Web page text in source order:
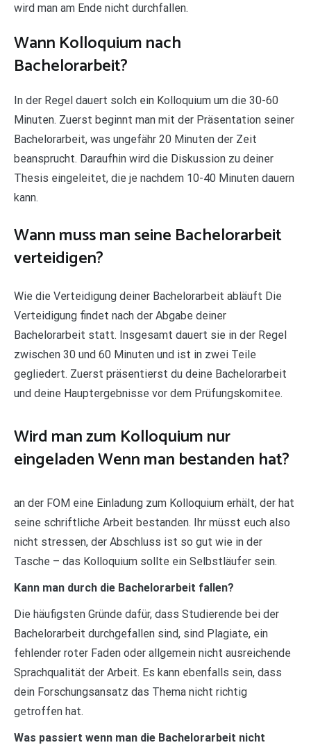
wird man am Ende nicht durchfallen.
Wann Kolloquium nach
Bachelorarbeit?
In der Regel dauert solch ein Kolloquium um die 30-60
Minuten. Zuerst beginnt man mit der Präsentation seiner
Bachelorarbeit, was ungefähr 20 Minuten der Zeit
beansprucht. Daraufhin wird die Diskussion zu deiner
Thesis eingeleitet, die je nachdem 10-40 Minuten dauern
kann.
Wann muss man seine Bachelorarbeit
verteidigen?
Wie die Verteidigung deiner Bachelorarbeit abläuft Die
Verteidigung findet nach der Abgabe deiner
Bachelorarbeit statt. Insgesamt dauert sie in der Regel
zwischen 30 und 60 Minuten und ist in zwei Teile
gegliedert. Zuerst präsentierst du deine Bachelorarbeit
und deine Hauptergebnisse vor dem Prüfungskomitee.
Wird man zum Kolloquium nur
eingeladen Wenn man bestanden hat?
an der FOM eine Einladung zum Kolloquium erhält, der hat
seine schriftliche Arbeit bestanden. Ihr müsst euch also
nicht stressen, der Abschluss ist so gut wie in der
Tasche – das Kolloquium sollte ein Selbstläufer sein.
Kann man durch die Bachelorarbeit fallen?
Die häufigsten Gründe dafür, dass Studierende bei der
Bachelorarbeit durchgefallen sind, sind Plagiate, ein
fehlender roter Faden oder allgemein nicht ausreichende
Sprachqualität der Arbeit. Es kann ebenfalls sein, dass
dein Forschungsansatz das Thema nicht richtig
getroffen hat.
Was passiert wenn man die Bachelorarbeit nicht